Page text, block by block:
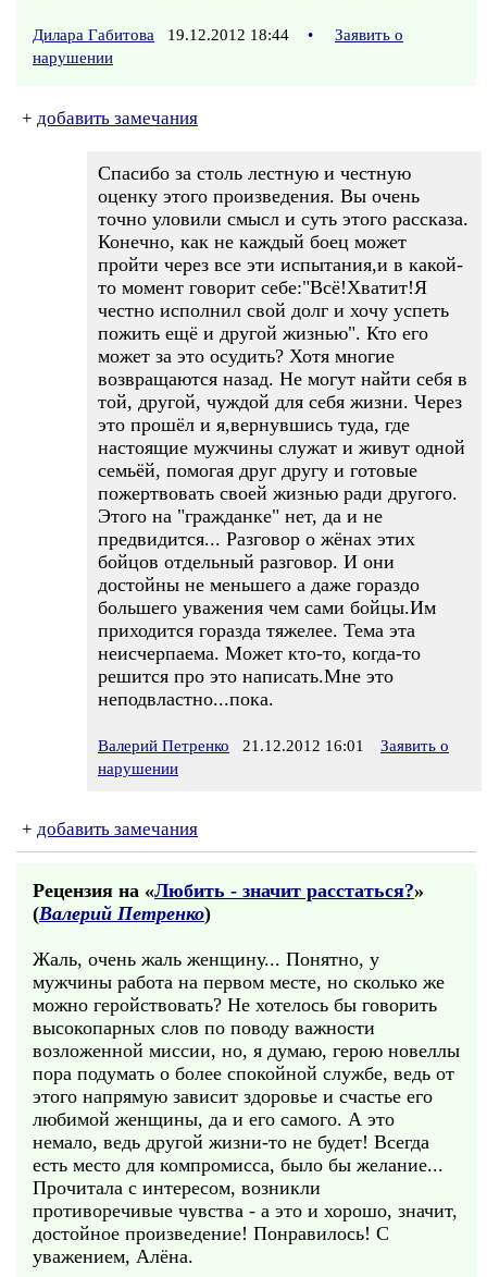
Дилара Габитова 19.12.2012 18:44 •
Заявить о
нарушении
+ добавить замечания
Спасибо за столь лестную и честную
оценку этого произведения. Вы очень
точно уловили смысл и суть этого рассказа.
Конечно, как не каждый боец может
пройти через все эти испытания,и в какой-
то момент говорит себе:"Всё!Хватит!Я
честно исполнил свой долг и хочу успеть
пожить ещё и другой жизнью". Кто его
может за это осудить? Хотя многие
возвращаются назад. Не могут найти себя в
той, другой, чуждой для себя жизни. Через
это прошёл и я,вернувшись туда, где
настоящие мужчины служат и живут одной
семьёй, помогая друг другу и готовые
пожертвовать своей жизнью ради другого.
Этого на "гражданке" нет, да и не
предвидится... Разговор о жёнах этих
бойцов отдельный разговор. И они
достойны не меньшего а даже гораздо
большего уважения чем сами бойцы.Им
приходится горазда тяжелее. Тема эта
неисчерпаема. Может кто-то, когда-то
решится про это написать.Мне это
неподвластно...пока.
Валерий Петренко 21.12.2012 16:01
Заявить о
нарушении
+ добавить замечания
Рецензия на «Любить - значит расстаться?»
(Валерий Петренко)
Жаль, очень жаль женщину... Понятно, у
мужчины работа на первом месте, но сколько же
можно геройствовать? Не хотелось бы говорить
высокопарных слов по поводу важности
возложенной миссии, но, я думаю, герою новеллы
пора подумать о более спокойной службе, ведь от
этого напрямую зависит здоровье и счастье его
любимой женщины, да и его самого. А это
немало, ведь другой жизни-то не будет! Всегда
есть место для компромисса, было бы желание...
Прочитала с интересом, возникли
противоречивые чувства - а это и хорошо, значит,
достойное произведение! Понравилось! С
уважением, Алёна.